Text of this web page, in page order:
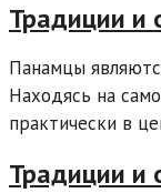
Традиции и
Панамцы
Находясь на
практически в
Традиции и